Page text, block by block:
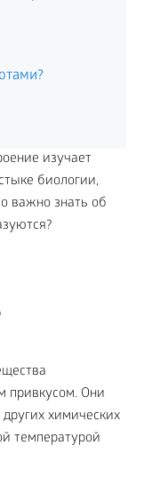
изучает
биологии,
важно знать об
привкусом. Они
химических
температурой